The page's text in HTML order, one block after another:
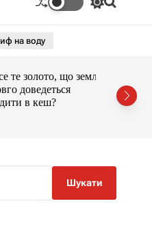
П
к
р
о
П
на воду
золото, що земля:
доведеться
в кеш?